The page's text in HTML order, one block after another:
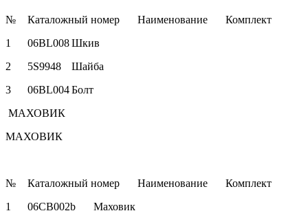
№ Каталожный номер Наименование
Комплект
1
06BL008Шкив
2
5S9948
Шайба
3
06BL004Болт
МАХОВИК
МАХОВИК
№ Каталожный номер Наименование
Комплект
1
06CB002b
Маховик